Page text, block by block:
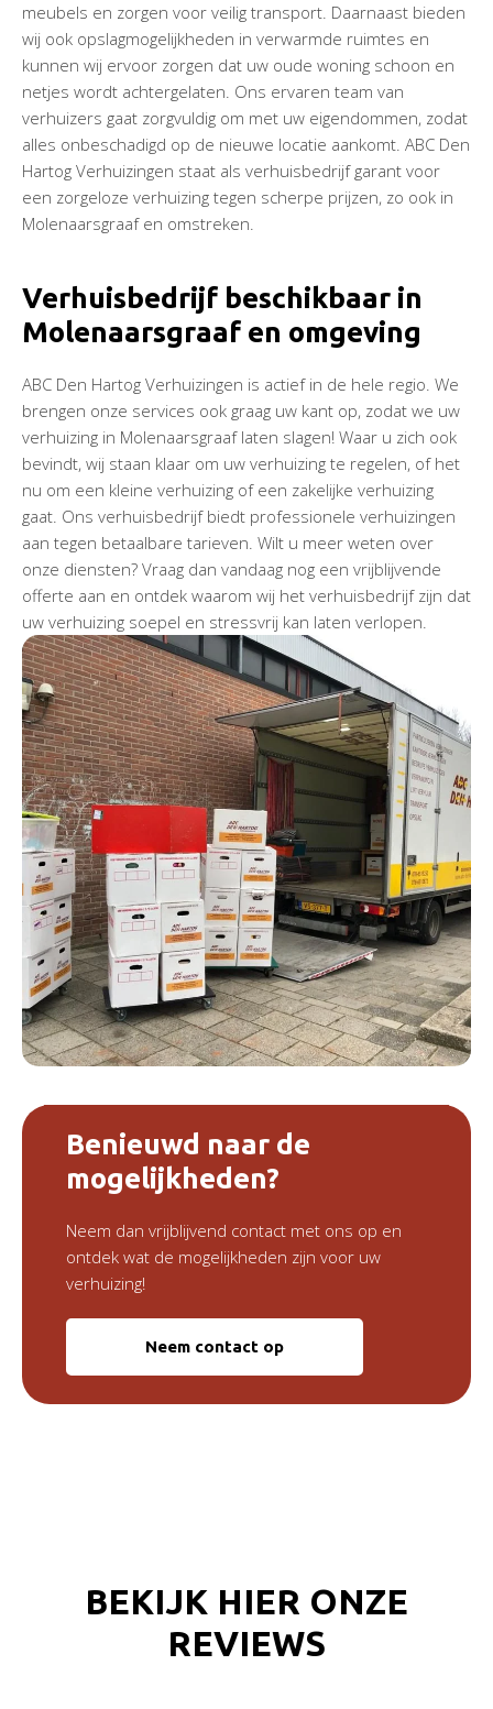
meubels en zorgen voor veilig transport. Daarnaast bieden
wij ook opslagmogelijkheden in verwarmde ruimtes en
kunnen wij ervoor zorgen dat uw oude woning schoon en
netjes wordt achtergelaten. Ons ervaren team van
verhuizers gaat zorgvuldig om met uw eigendommen, zodat
alles onbeschadigd op de nieuwe locatie aankomt. ABC Den
Hartog Verhuizingen staat als verhuisbedrijf garant voor
een zorgeloze verhuizing tegen scherpe prijzen, zo ook in
Molenaarsgraaf en omstreken.
Verhuisbedrijf beschikbaar in
Molenaarsgraaf en omgeving
ABC Den Hartog Verhuizingen is actief in de hele regio. We
brengen onze services ook graag uw kant op, zodat we uw
verhuizing in Molenaarsgraaf laten slagen! Waar u zich ook
bevindt, wij staan klaar om uw verhuizing te regelen, of het
nu om een kleine verhuizing of een zakelijke verhuizing
gaat. Ons verhuisbedrijf biedt professionele verhuizingen
aan tegen betaalbare tarieven. Wilt u meer weten over
onze diensten? Vraag dan vandaag nog een vrijblijvende
offerte aan en ontdek waarom wij het verhuisbedrijf zijn dat
uw verhuizing soepel en stressvrij kan laten verlopen.
Benieuwd naar de
mogelijkheden?
Neem dan vrijblijvend contact met ons op en
ontdek wat de mogelijkheden zijn voor uw
verhuizing!
Neem contact op
BEKIJK HIER ONZE
REVIEWS